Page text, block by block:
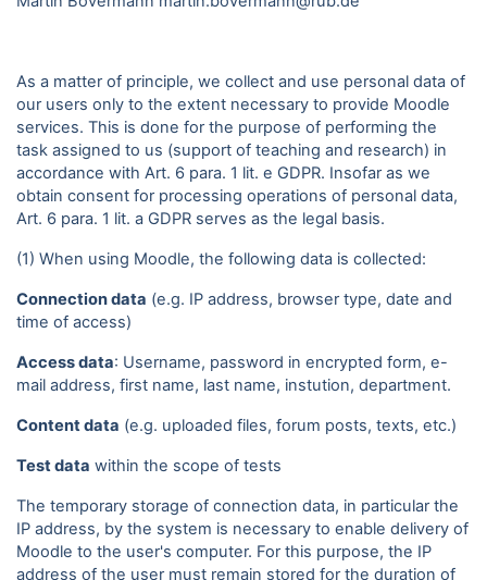
As a matter of principle, we collect and use personal data of
our users only to the extent necessary to provide Moodle
services. This is done for the purpose of performing the
task assigned to us (support of teaching and research) in
accordance with Art. 6 para. 1 lit. e GDPR. Insofar as we
obtain consent for processing operations of personal data,
Art. 6 para. 1 lit. a GDPR serves as the legal basis.
(1) When using Moodle, the following data is collected:
Connection data (e.g. IP address, browser type, date and
time of access)
Access data: Username, password in encrypted form, e-
mail address, first name, last name, instution, department.
Content data (e.g. uploaded files, forum posts, texts, etc.)
Test data within the scope of tests
The temporary storage of connection data, in particular the
IP address, by the system is necessary to enable delivery of
Moodle to the user's computer. For this purpose, the IP
address of the user must remain stored for the duration of